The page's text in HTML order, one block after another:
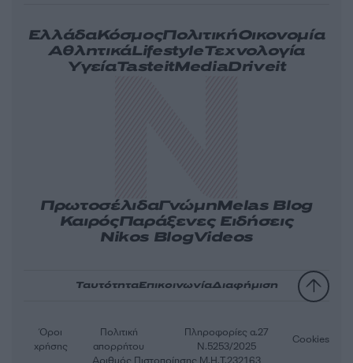
ΕλλάδαΚόσμοςΠολιτικήΟικονομία
ΑθλητικάLifestyleΤεχνολογία
ΥγείαTasteitMediaDriveit
ΠρωτοσέλιδαΓνώμηMelas Blog
ΚαιρόςΠαράξενες Ειδήσεις
Nikos BlogVideos
ΤαυτότηταΕπικοινωνίαΔιαφήμιση
Αριθμός Πιστοποίησης Μ.Η.Τ.232163
Όροι
χρήσης
Πολιτική
απορρήτου
Πληροφορίες α.27
Ν.5253/2025
Cookies